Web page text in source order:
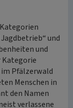
und
und
Kategorie
im Pfälzerwald
Menschen in
den Namen
verlassene